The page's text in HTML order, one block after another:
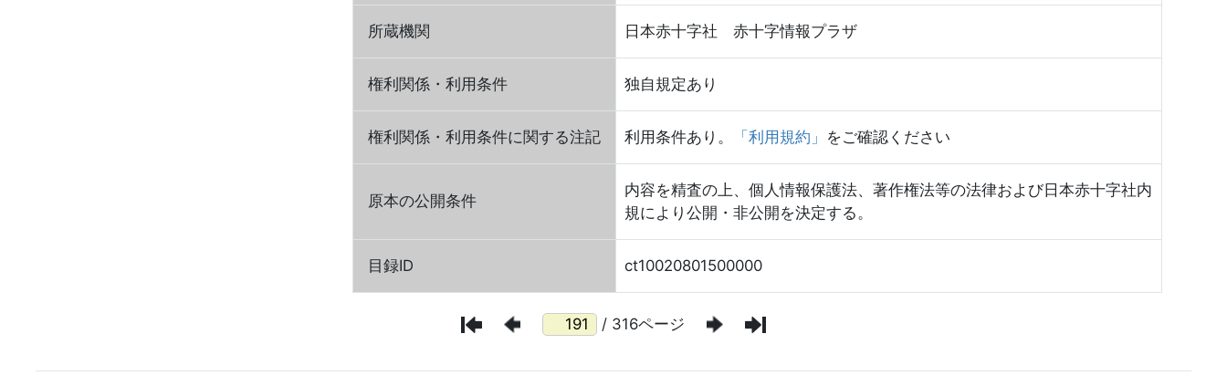
所蔵機関 日本赤十字社 赤十字情報プラザ
権利関係・利用条件 独自規定あり
権利関係・利用条件に関する注記 利用条件あり。 「利用規約」 をご確認ください
原本の公開条件
内容を精査の上、個人情報保護法、著作権法等の法律および日本赤十字社内
規により公開・非公開を決定する。
目録ID ct10020801500000
/ 316ページ